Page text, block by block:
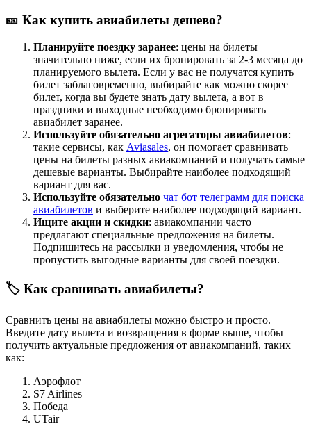
🎫 Как купить авиабилеты дешево?
Планируйте поездку заранее: цены на билеты
значительно ниже, если их бронировать за 2-3 месяца до
планируемого вылета. Если у вас не получатся купить
билет заблаговременно, выбирайте как можно скорее
билет, когда вы будете знать дату вылета, а вот в
праздники и выходные необходимо бронировать
авиабилет заранее.
Используйте обязательно агрегаторы авиабилетов:
такие сервисы, как Aviasales, он помогает сравнивать
цены на билеты разных авиакомпаний и получать самые
дешевые варианты. Выбирайте наиболее подходящий
вариант для вас.
Используйте обязательно чат бот телеграмм для поиска
авиабилетов и выберите наиболее подходящий вариант.
Ищите акции и скидки: авиакомпании часто
предлагают специальные предложения на билеты.
Подпишитесь на рассылки и уведомления, чтобы не
пропустить выгодные варианты для своей поездки.
🏷️ Как сравнивать авиабилеты?
Сравнить цены на авиабилеты можно быстро и просто.
Введите дату вылета и возвращения в форме выше, чтобы
получить актуальные предложения от авиакомпаний, таких
как:
Аэрофлот
S7 Airlines
Победа
UTair